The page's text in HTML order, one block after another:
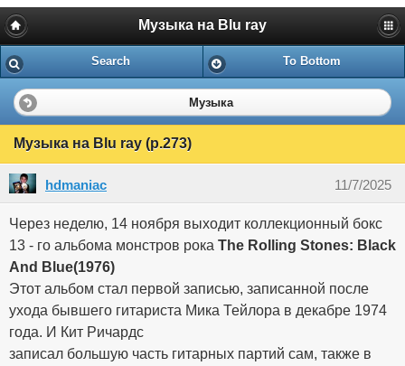
Музыка на Blu ray
Search To Bottom
Музыка
Музыка на Blu ray (p.273)
11/7/2025
hdmaniac
Через неделю, 14 ноября выходит коллекционный бокс
13 - го альбома монстров рока The Rolling Stones: Black
And Blue(1976)
Этот альбом стал первой записью, записанной после
ухода бывшего гитариста Мика Тейлора в декабре 1974
года. И Кит Ричардс
записал большую часть гитарных партий сам, также в